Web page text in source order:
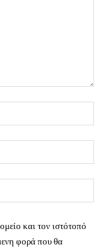
και τον ιστότοπό
φορά που θα